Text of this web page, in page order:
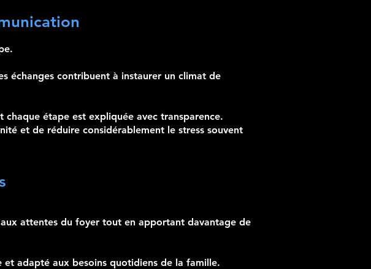
échanges contribuent à instaurer un climat de
étape est expliquée avec transparence.
et de réduire considérablement le stress souvent
attentes du foyer tout en apportant davantage de
et adapté aux besoins quotidiens de la famille.